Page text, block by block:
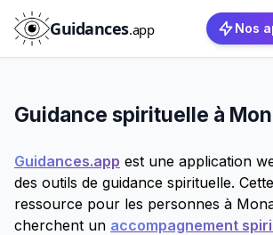
Guidances.app Nos
Guidance spirituelle à
Guidances.app est une application
des outils de guidance spirituelle.
ressource pour les personnes à
cherchent un accompagnement